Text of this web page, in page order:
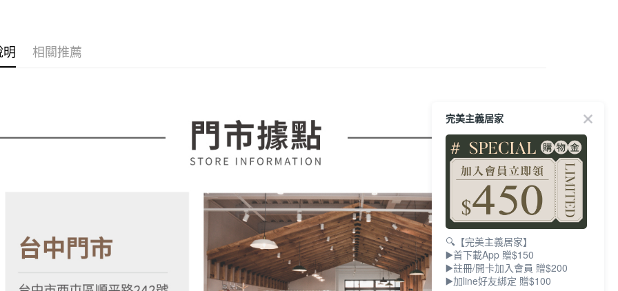
款買賣價金債權讓與本公司後，依約使用本公司帳單繳交帳款。
2.基於同意付款使用「大哥付你分期」之契約關係目的，商店將以您的個人
資料（包含姓名、電話或地址）提供予台灣大哥大進項蒐集、處理及利
用，由本公司與您本人進行分期帳單所需資料之確認、核對及更正。
3.完整用戶服務條款，請詳閱以下連結：
https://oppay.tw/userRule
先享後付繳納相關費用。
※ 交易是否成功請以「AFTEE先享後付 」之結帳頁面顯示為準，若有關於
是否繳費成功／繳費後需取消欲退款等相關疑問，請聯繫「AFTEE先享後
付客戶支援中心」
https://netprotections.freshdesk.com/support/home
１．透過由恩沛科技股份有限公司提供之「AFTEE先享後付」服務完成之
交易，需依本服務之必要範圍內提供個人資料，並將交易相關給付款項請
求債權轉讓予恩沛科技股份有限公司。
２．關於個人資料處理事宜，請瀏覽以下網址：
https://aftee.tw/terms/#terms3
３．未成年的使用者請事先徵得法定代理人或監護人之同意方可使用
「AFTEE先享後付」，若未經同意申辦者引起之損失，本公司不負相關責
任。
明 相關推薦
完美主義居家
🔍【完美主義居家】
▶️首下載App 贈$150
▶️註冊/開卡加入會員 贈$200
▶️加line好友綁定 贈$100